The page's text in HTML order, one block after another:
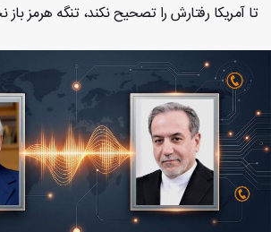
تا آمریکا رفتارش را تصحیح نکند، تنگه هرمز